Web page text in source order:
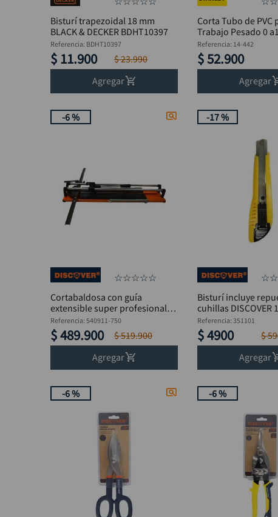
Bisturí trapezoidal 18 mm
BLACK & DECKER BDHT10397
Referencia: BDHT10397
$ 11.900 $23.990
Agregar
Corta Tubo de PVC
Trabajo Pesado 0
STANLEY 14-442
Referencia: 14-442
$52.900
Agregar
-6 %
☆☆☆☆☆
Cortabaldosa con guía
extensible super profesional
750 mm DISCOVER
Referencia:540911-750
$489.900 $519.900
Agregar
-17 %
☆☆
Bisturí incluye
cuhillas DISCOVER
Referencia: 351101
$4900 $
Agregar
-6 % -6 %